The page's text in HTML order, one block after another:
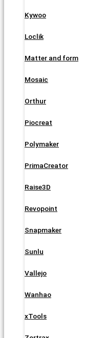
Kywoo
Loclik
Matter and form
Mosaic
Orthur
Piocreat
Polymaker
PrimaCreator
Raise3D
Revopoint
Snapmaker
Sunlu
Vallejo
Wanhao
xTools